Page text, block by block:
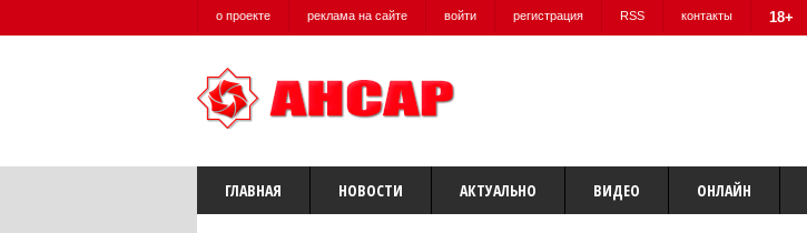
о проекте реклама на сайте войти регистрация RSS контакты 18+
ГЛАВНАЯ НОВОСТИ АКТУАЛЬНО ВИДЕО ОНЛАЙН